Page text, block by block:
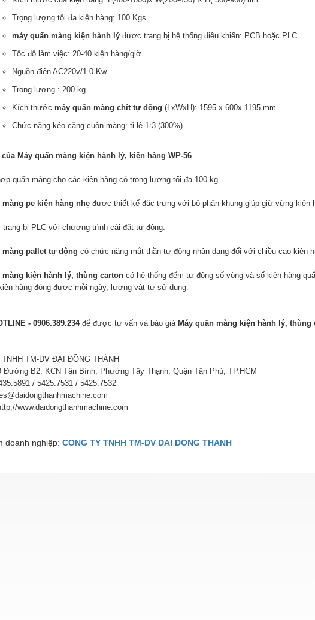
Trọng lượng tối đa kiện hàng: 100 Kgs
máy quấn màng kiện hành lý được trang bị hệ thống điều khiển: PCB hoặc PLC
Tốc độ làm việc: 20-40 kiện hàng/giờ
Nguồn điện AC220v/1.0 Kw
Trọng lượng : 200 kg
Kích thước máy quấn màng chít tự động (LxWxH): 1595 x 600x 1195 mm
Chức năng kéo căng cuộn màng: tỉ lệ 1:3 (300%)
Máy quấn màng kiện hành lý, kiện hàng WP-56
quấn màng cho các kiện hàng có trọng lượng tối đa 100 kg.
màng pe kiện hàng nhẹ được thiết kế đặc trưng với bộ phận khung giúp giữ vững kiện
trang bị PLC với chương trình cài đặt tự động.
màng pallet tự động có chức năng mắt thần tự động nhận dạng đối với chiều cao kiện
màng kiện hành lý, thùng carton có hệ thống đếm tự động số vòng và số kiện hàng
hàng đóng được mỗi ngày, lượng vật tư sử dụng.
- 0906.389.234 để được tư vấn và báo giáMáy quấn màng kiện hành lý, thùng
TM-DV ĐẠI ĐỒNG THÀNH
Đường B2, KCN Tân Bình, Phường Tây Thạnh, Quận Tân Phú, TP.HCM
/ 5425.7531 / 5425.7532
www.daidongthanhmachine.com
doanh nghiệp: CONG TY TNHH TM-DV DAI DONG THANH